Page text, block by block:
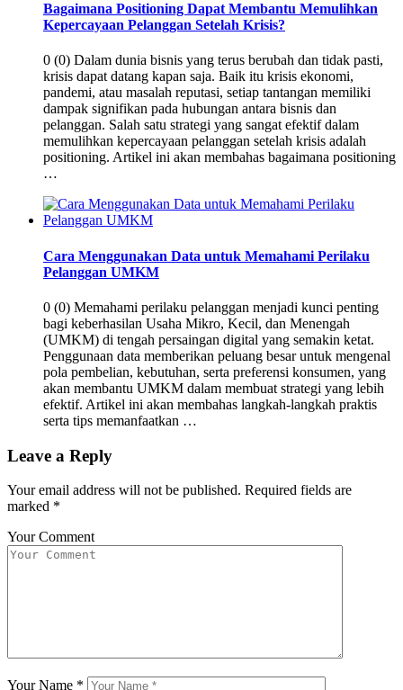
Bagaimana Positioning Dapat Membantu Memulihkan
Kepercayaan Pelanggan Setelah Krisis?
0 (0) Dalam dunia bisnis yang terus berubah dan tidak pasti,
krisis dapat datang kapan saja. Baik itu krisis ekonomi,
pandemi, atau masalah reputasi, setiap tantangan memiliki
dampak signifikan pada hubungan antara bisnis dan
pelanggan. Salah satu strategi yang sangat efektif dalam
memulihkan kepercayaan pelanggan setelah krisis adalah
positioning. Artikel ini akan membahas bagaimana positioning
…
Cara Menggunakan Data untuk Memahami Perilaku
Pelanggan UMKM
0 (0) Memahami perilaku pelanggan menjadi kunci penting
bagi keberhasilan Usaha Mikro, Kecil, dan Menengah
(UMKM) di tengah persaingan digital yang semakin ketat.
Penggunaan data memberikan peluang besar untuk mengenal
pola pembelian, kebutuhan, serta preferensi konsumen, yang
akan membantu UMKM dalam membuat strategi yang lebih
efektif. Artikel ini akan membahas langkah-langkah praktis
serta tips memanfaatkan …
Leave a Reply
Your email address will not be published. Required fields are
marked *
Your Comment
Your Name *